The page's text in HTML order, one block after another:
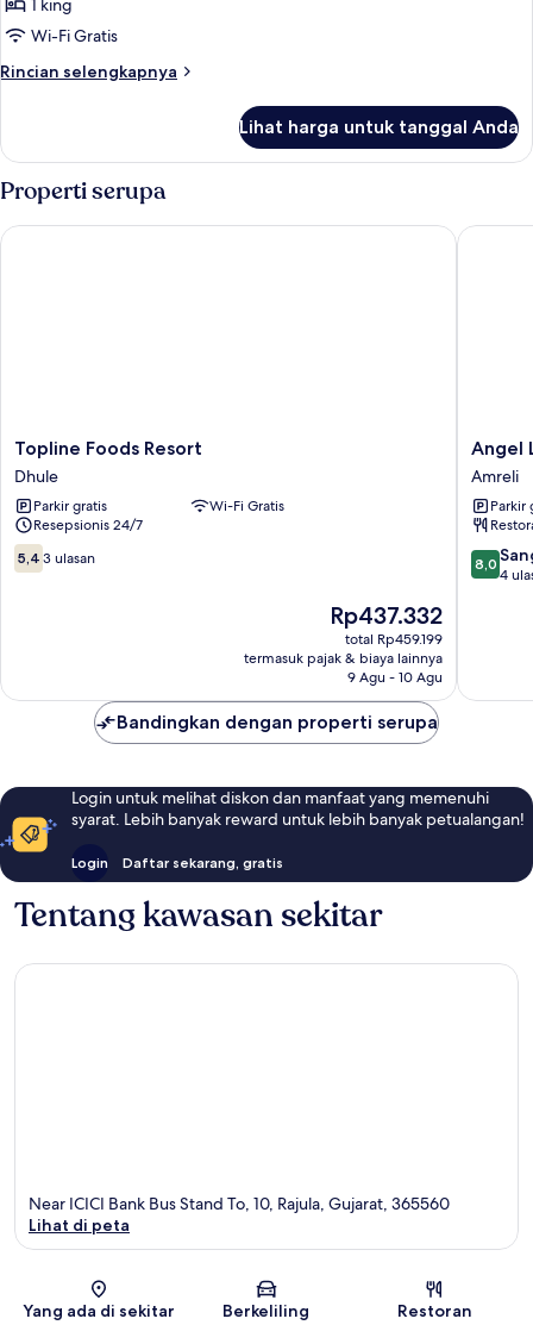
beberapa
pemandangan
1 king
Wi-Fi Gratis
Rincian selengkapnya
Rincian
Kamar
Double
Deluks,
beberapa
kamar,
Lihat harga untuk tanggal Anda
Properti serupa
Topline
Foods
Resort
Dhule
Topline Foods Resort
Dhule
Parkir gratis
Wi-Fi Gratis
Resepsionis 24/7
5.4
dari
5,4 3 ulasan
Harga
sekarang
Rp437.332
Rp437.332
total Rp459.199
termasuk pajak & biaya lainnya
9 Agu - 10 Agu
Topline Foods Resort
Angel
Lords
Eco
Inn
Amreli
Amreli
Angel
Amreli
Parkir
8.0
dari
8,0
4
Angel
Bandingkan dengan properti serupa
Login untuk melihat diskon dan manfaat yang memenuhi
syarat. Lebih banyak reward untuk lebih banyak petualangan!
Login Daftar sekarang, gratis
Tentang kawasan sekitar
Peta
Near ICICI Bank Bus Stand To, 10, Rajula, Gujarat, 365560
Lihat di peta
Yang ada di sekitar Berkeliling Restoran